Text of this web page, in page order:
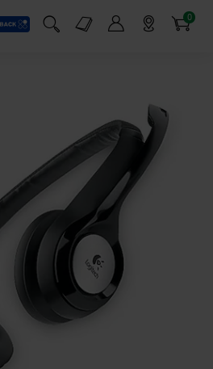
Suchfeld einblenden
Markt-Angebote 0
Artikel